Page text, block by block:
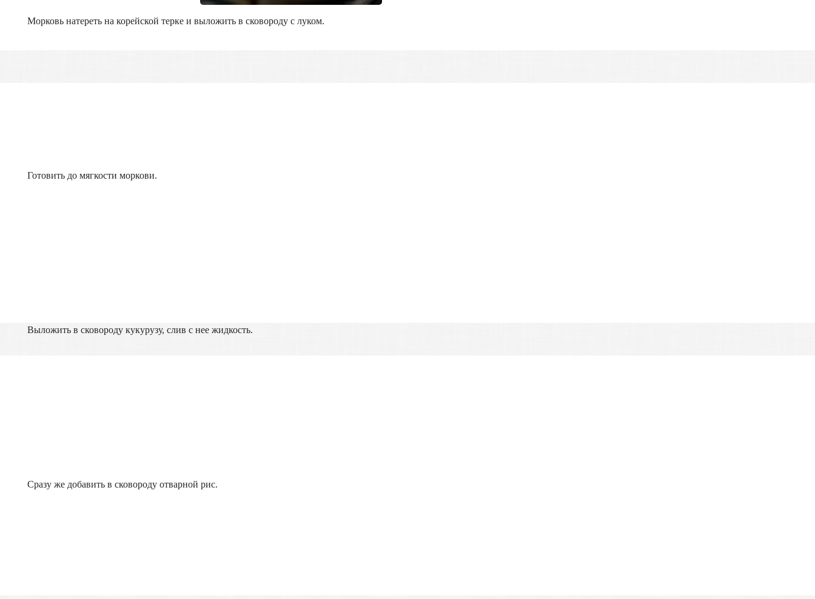
Морковь натереть на корейской терке и выложить в сковороду с луком.
Готовить до мягкости моркови.
Выложить в сковороду кукурузу, слив с нее жидкость.
Сразу же добавить в сковороду отварной рис.